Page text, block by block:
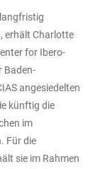
erhält Charlotte
for Ibero-
Baden-
angesiedelten
künftig die
im
Für die
sie im Rahmen